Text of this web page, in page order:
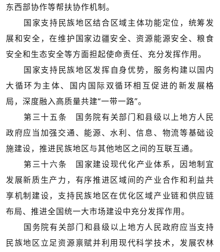
东西部协作等帮扶协作机制。
国家支持民族地区结合区域主体功能定位，统筹发
展和安全，在维护国家边疆安全、资源能源安全、粮食
安全和生态安全等方面担起使命责任、充分发挥作用。
国家支持民族地区发挥自身优势，服务构建以国内
大循环为主体、国内国际双循环相互促进的新发展格
局，深度融入高质量共建“一带一路”。
第三十五条 国务院有关部门和县级以上地方人民
政府应当加强交通、能源、水利、信息、物流等基础设
施建设，推进民族地区与其他地区之间的互联互通。
第三十六条 国家建设现代化产业体系，因地制宜
发展新质生产力，有序推进区域间的产业合作和利益共
享机制建设，支持民族地区在优化区域产业链和供应链
布局、推进全国统一大市场建设中充分发挥作用。
国务院有关部门和县级以上地方人民政府应当支持
民族地区立足资源禀赋并利用现代科学技术，发展农林